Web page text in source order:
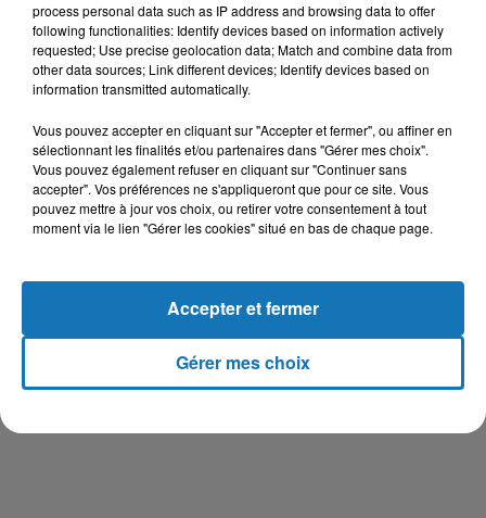
process personal data such as IP address and browsing data to offer
following functionalities: Identify devices based on information actively
requested; Use precise geolocation data; Match and combine data from
other data sources; Link different devices; Identify devices based on
information transmitted automatically.
Vous pouvez accepter en cliquant sur "Accepter et fermer", ou affiner en
sélectionnant les finalités et/ou partenaires dans "Gérer mes choix".
Vous pouvez également refuser en cliquant sur "Continuer sans
accepter". Vos préférences ne s'appliqueront que pour ce site. Vous
pouvez mettre à jour vos choix, ou retirer votre consentement à tout
moment via le lien "Gérer les cookies" situé en bas de chaque page.
Gérer mes choix
Accepter et fermer